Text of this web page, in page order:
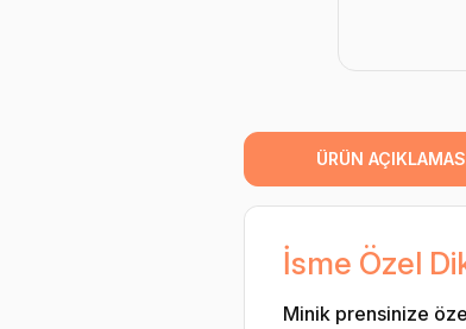
ÜRÜN
İsme Özel
Minik prensinize